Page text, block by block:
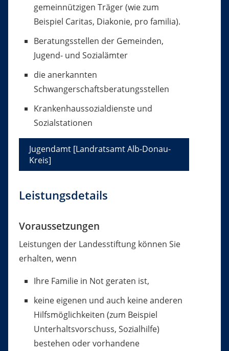
gemeinnützigen Träger (wie zum
Beispiel Caritas, Diakonie, pro familia).
Beratungsstellen der Gemeinden,
Jugend- und Sozialämter
die anerkannten
Schwangerschaftsberatungsstellen
Krankenhaussozialdienste und
Sozialstationen
Jugendamt [Landratsamt Alb-Donau-
Kreis]
Leistungsdetails
Voraussetzungen
Leistungen der Landesstiftung können Sie
erhalten, wenn
Ihre Familie in Not geraten ist,
keine eigenen und auch keine anderen
Hilfsmöglichkeiten (zum Beispiel
Unterhaltsvorschuss, Sozialhilfe)
bestehen oder vorhandene